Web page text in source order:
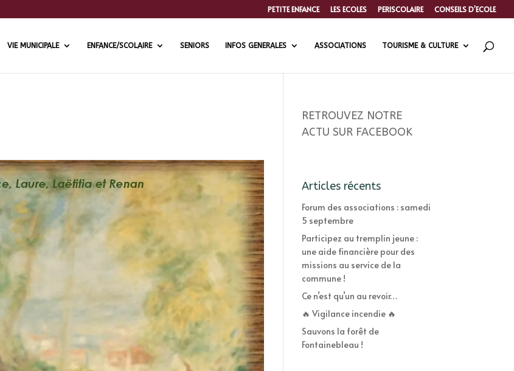
PETITE ENFANCE LES ECOLES PERISCOLAIRE CONSEILS D’ECOLE
VIE MUNICIPALE ENFANCE/SCOLAIRE SENIORS INFOS GENERALES ASSOCIATIONS TOURISME & CULTURE
RETROUVEZ NOTRE
ACTU SUR FACEBOOK
Articles récents
Forum des associations : samedi
5 septembre
Participez au tremplin jeune :
une aide financière pour des
missions au service de la
commune !
Ce n’est qu’un au revoir…
🔥 Vigilance incendie 🔥
Sauvons la forêt de
Fontainebleau !